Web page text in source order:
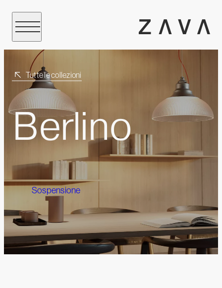
Tutte le collezioni
Berlino
Sospensione